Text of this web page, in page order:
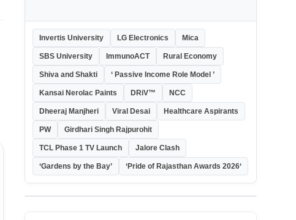
Invertis University LG Electronics Mica
SBS University ImmunoACT Rural Economy
Shiva and Shakti ‘ Passive Income Role Model ’
Kansai Nerolac Paints DRiV™ NCC
Dheeraj Manjheri Viral Desai Healthcare Aspirants
PW Girdhari Singh Rajpurohit
TCL Phase 1 TV Launch Jalore Clash
‘Gardens by the Bay’ ‘Pride of Rajasthan Awards 2026‘